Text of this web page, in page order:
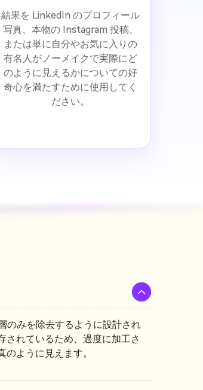
結果を LinkedIn のプロフィール
写真、本物の Instagram 投稿、
または単に自分やお気に入りの
有名人がノーメイクで実際にど
のように見えるかについての好
奇心を満たすために使用してく
ださい。
のみを除去するように設計され
されているため、過度に加工さ
ように見えます。